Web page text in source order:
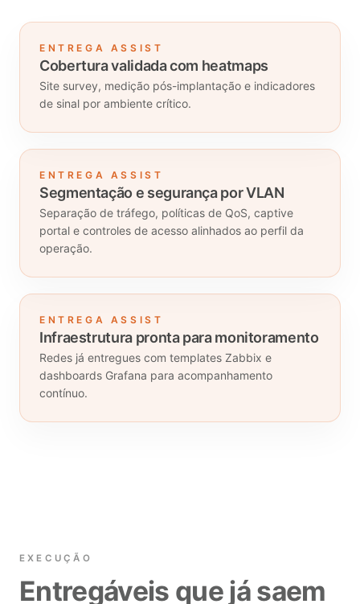
ENTREGA ASSIST
Cobertura validada com heatmaps
Site survey, medição pós-implantação e indicadores
de sinal por ambiente crítico.
ENTREGA ASSIST
Segmentação e segurança por VLAN
Separação de tráfego, políticas de QoS, captive
portal e controles de acesso alinhados ao perfil da
operação.
ENTREGA ASSIST
Infraestrutura pronta para monitoramento
Redes já entregues com templates Zabbix e
dashboards Grafana para acompanhamento
contínuo.
EXECUÇÃO
Entregáveis que já saem